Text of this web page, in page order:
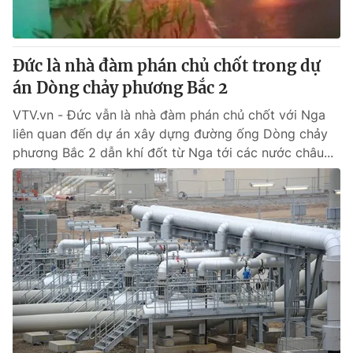
Thị trường 24h Tấm lòng Việt
VTV4 Vươn mình bằng AI
VTV8
Liên hệ tòa soạn English
THỜI BÁO VTV
Theo dõi báo trên
Cơ quan chủ quản:Đài Truyền hình Việt Nam
Cơ quan báo chí:Thời báo VTV
Đức là nhà đàm phán chủ chốt trong dự
án Dòng chảy phương Bắc 2
VTV.vn - Đức vẫn là nhà đàm phán chủ chốt với Nga
liên quan đến dự án xây dựng đường ống Dòng chảy
phương Bắc 2 dẫn khí đốt từ Nga tới các nước châu...